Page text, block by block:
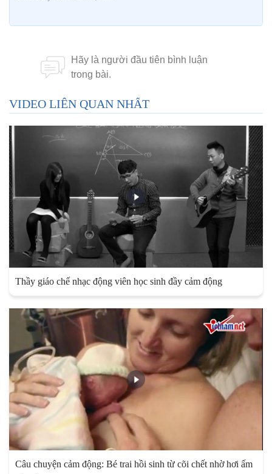
VIDEO LIÊN QUAN NHẤT
Thầy giáo chế nhạc động viên học sinh đầy cảm động
Câu chuyện cảm động: Bé trai hồi sinh từ cõi chết nhờ hơi ấm